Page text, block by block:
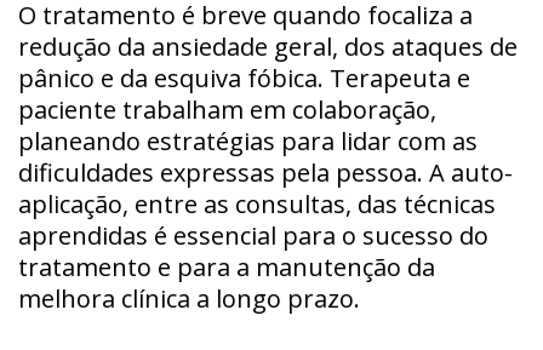
O tratamento é breve quando focaliza a
redução da ansiedade geral, dos ataques de
pânico e da esquiva fóbica. Terapeuta e
paciente trabalham em colaboração,
planeando estratégias para lidar com as
dificuldades expressas pela pessoa. A auto-
aplicação, entre as consultas, das técnicas
aprendidas é essencial para o sucesso do
tratamento e para a manutenção da
melhora clínica a longo prazo.